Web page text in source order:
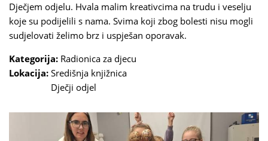
Dječjem odjelu. Hvala malim kreativcima na trudu i veselju
koje su podijelili s nama. Svima koji zbog bolesti nisu mogli
sudjelovati želimo brz i uspješan oporavak.
Kategorija: Radionica za djecu
Lokacija: Središnja knjižnica
Dječji odjel